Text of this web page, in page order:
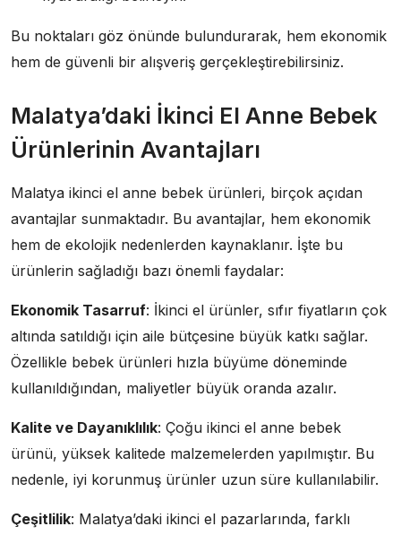
Bu noktaları göz önünde bulundurarak, hem ekonomik
hem de güvenli bir alışveriş gerçekleştirebilirsiniz.
Malatya’daki İkinci El Anne Bebek
Ürünlerinin Avantajları
Malatya ikinci el anne bebek ürünleri, birçok açıdan
avantajlar sunmaktadır. Bu avantajlar, hem ekonomik
hem de ekolojik nedenlerden kaynaklanır. İşte bu
ürünlerin sağladığı bazı önemli faydalar:
Ekonomik Tasarruf: İkinci el ürünler, sıfır fiyatların çok
altında satıldığı için aile bütçesine büyük katkı sağlar.
Özellikle bebek ürünleri hızla büyüme döneminde
kullanıldığından, maliyetler büyük oranda azalır.
Kalite ve Dayanıklılık: Çoğu ikinci el anne bebek
ürünü, yüksek kalitede malzemelerden yapılmıştır. Bu
nedenle, iyi korunmuş ürünler uzun süre kullanılabilir.
Çeşitlilik: Malatya’daki ikinci el pazarlarında, farklı